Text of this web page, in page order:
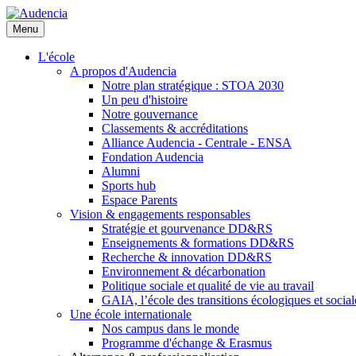
Aller
au
contenu
principal
Menu
L'école
A propos d'Audencia
Notre plan stratégique : STOA 2030
Un peu d'histoire
Notre gouvernance
Classements & accréditations
Alliance Audencia - Centrale - ENSA
Fondation Audencia
Alumni
Sports hub
Espace Parents
Vision & engagements responsables
Stratégie et gourvenance DD&RS
Enseignements & formations DD&RS
Recherche & innovation DD&RS
Environnement & décarbonation
Politique sociale et qualité de vie au travail
GAIA, l’école des transitions écologiques et
Une école internationale
Nos campus dans le monde
Programme d'échange & Erasmus